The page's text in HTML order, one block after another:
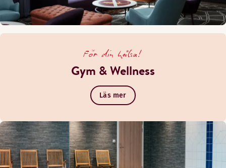
För din hälsa!
Gym & Wellness
Läs mer